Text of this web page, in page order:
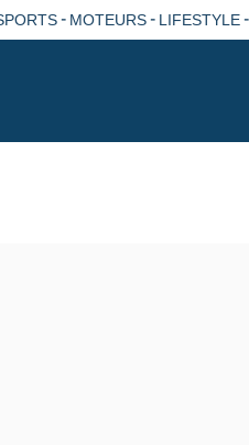
- MOTEURS- LIFESTYLE-